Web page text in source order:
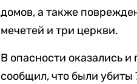
домов, а также
мечетей и три церкви.
В опасности оказались
сообщил, что были